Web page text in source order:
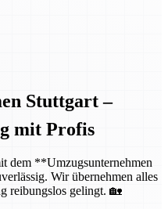
Stuttgart –
mit Profis
dem **Umzugsunternehmen
Wir übernehmen alles
reibungslos gelingt. 🏡